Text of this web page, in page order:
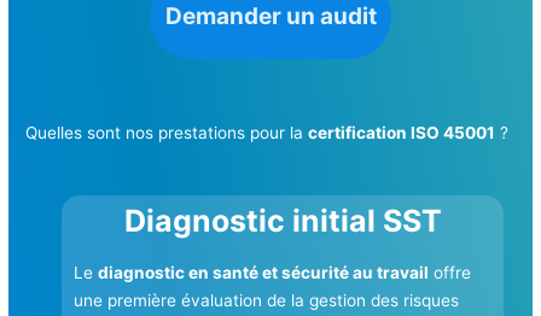
Demander un audit
Quelles sont nos prestations pour lacertification ISO 45001 ?
Diagnostic initial SST
Lediagnostic en santé et sécurité au travail offre
une première évaluation de la gestion des risques